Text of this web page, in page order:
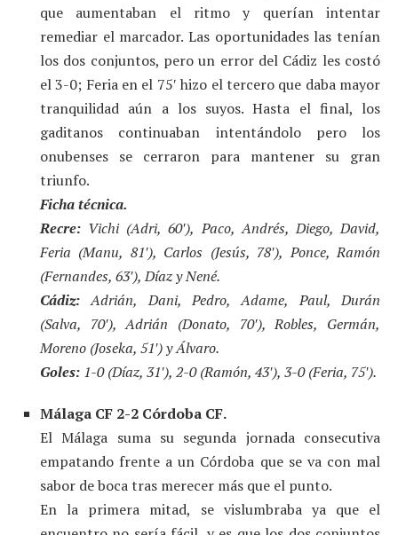
que aumentaban el ritmo y querían intentar
remediar el marcador. Las oportunidades las tenían
los dos conjuntos, pero un error del Cádiz les costó
el 3-0; Feria en el 75′ hizo el tercero que daba mayor
tranquilidad aún a los suyos. Hasta el final, los
gaditanos continuaban intentándolo pero los
onubenses se cerraron para mantener su gran
triunfo.
Ficha técnica.
Recre: Vichi (Adri, 60′), Paco, Andrés, Diego, David,
Feria (Manu, 81′), Carlos (Jesús, 78′), Ponce, Ramón
(Fernandes, 63′), Díaz y Nené.
Cádiz: Adrián, Dani, Pedro, Adame, Paul, Durán
(Salva, 70′), Adrián (Donato, 70′), Robles, Germán,
Moreno (Joseka, 51′) y Álvaro.
Goles: 1-0 (Díaz, 31′), 2-0 (Ramón, 43′), 3-0 (Feria, 75′).
Málaga CF 2-2 Córdoba CF.
El Málaga suma su segunda jornada consecutiva
empatando frente a un Córdoba que se va con mal
sabor de boca tras merecer más que el punto.
En la primera mitad, se vislumbraba ya que el